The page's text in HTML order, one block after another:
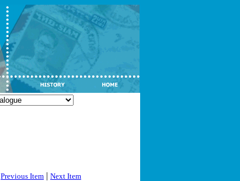
Previous Item | Next Item